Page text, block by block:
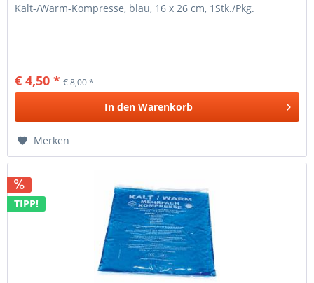
Kalt-/Warm-Kompresse, blau, 16 x 26 cm, 1Stk./Pkg.
€ 4,50 * € 8,00 *
In den Warenkorb
Merken
TIPP!